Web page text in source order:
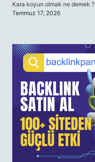
Kara koyun olmak ne demek ?
Temmuz 17, 2026